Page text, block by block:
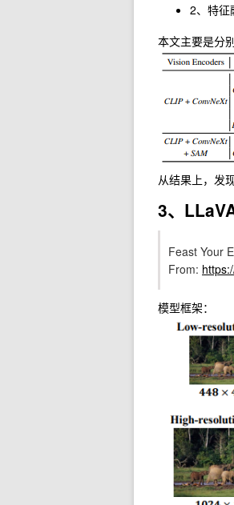
2、特征
本文主要是分
从结果上，发
3、
Feast Your
From:
模型框架：